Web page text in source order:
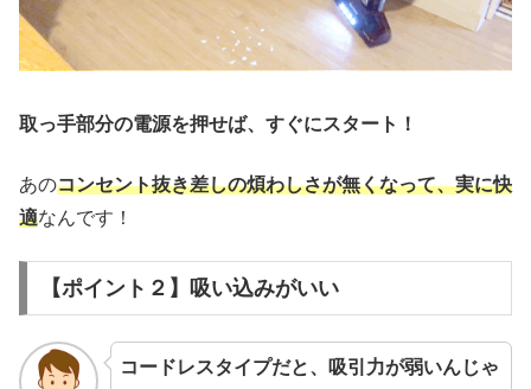
取っ手部分の電源を押せば、すぐにスタート！
あのコンセント抜き差しの煩わしさが無くなって、実に快
適なんです！
【ポイント２】吸い込みがいい
コードレスタイプだと、吸引力が弱いんじゃ